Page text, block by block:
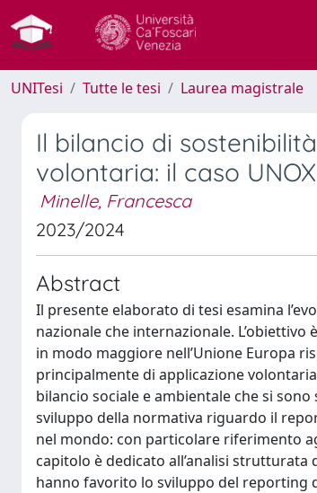
UNITesi Tutte le tesi Laurea magistrale
Il bilancio di
volontaria: il caso UNOX
Minelle, Francesca
2023/2024
Abstract
Il presente elaborato di tesi esamina
nazionale che internazionale.
in modo maggiore nell’Unione Europa
principalmente di applicazione
bilancio sociale e ambientale che si
sviluppo della normativa riguardo il
nel mondo: con particolare riferimento
capitolo è dedicato all’analisi
hanno favorito lo sviluppo del reporting